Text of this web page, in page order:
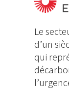
Le
d’un
qui